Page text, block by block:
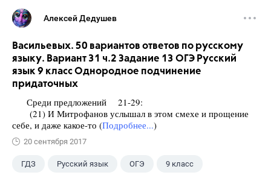
Алексей Дедушев
Васильевых. 50 вариантов ответов по русскому
языку. Вариант 31 ч.2 Задание 13 ОГЭ Русский
язык 9 класс Однородное подчинение
придаточных
Среди предложений 21-29:
(21) И Митрофанов услышал в этом смехе и прощение
себе, и даже какое-то (Подробнее...)
20 сентября 2017
ГДЗ Русский язык ОГЭ 9 класс